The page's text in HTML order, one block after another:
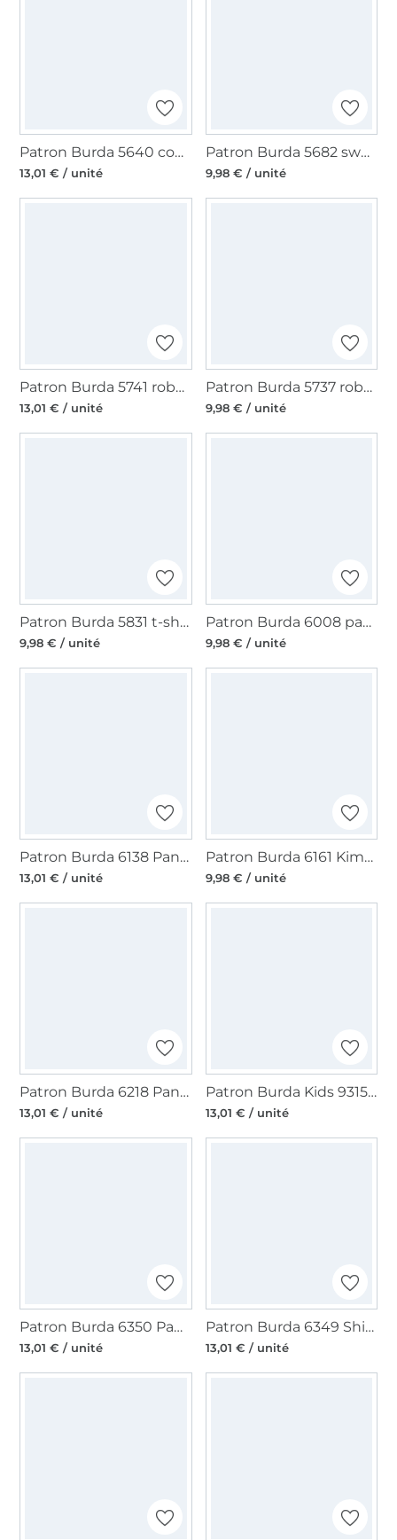
Patron Burda 5640 combinaison homme, en français
13,01 € / unité
Patron Burda 5682 sweatshirts homme, en français
9,98 € / unité
Patron Burda 5741 robe / blouse femme, version papier, en français
13,01 € / unité
Patron Burda 5737 robe & top femme, en français
9,98 € / unité
Patron Burda 5831 t-shirt femme, taille 34-48, version papier, en français
9,98 € / unité
Patron Burda 6008 pantalon femme, taille 34-48, en français
9,98 € / unité
Patron Burda 6138 Pantalon, en français
13,01 € / unité
Patron Burda 6161 Kimono, en français
9,98 € / unité
Patron Burda 6218 Pantalon, en français
13,01 € / unité
Patron Burda Kids 9315 Kit pour nouveaux-nés, en français
13,01 € / unité
Patron Burda 6350 Pantalon homme, en français
13,01 € / unité
Patron Burda 6349 Shirt homme, en français
13,01 € / unité